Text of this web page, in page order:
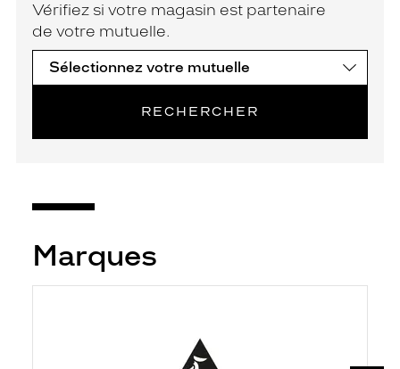
Vérifiez si votre magasin est partenaire
de votre mutuelle.
RECHERCHER
Marques